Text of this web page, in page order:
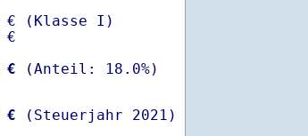
(Klasse I)
€
€
€ (Steuerjahr 2021)